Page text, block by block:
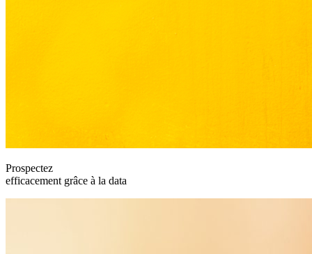
Prospectez
efficacement grâce à la data